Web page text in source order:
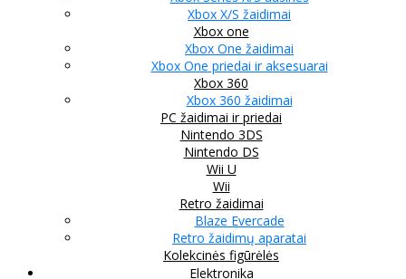
Xbox X/S žaidimai
Xbox one
Xbox One žaidimai
Xbox One priedai ir aksesuarai
Xbox 360
Xbox 360 žaidimai
PC žaidimai ir priedai
Nintendo 3DS
Nintendo DS
Wii U
Wii
Retro žaidimai
Blaze Evercade
Retro žaidimų aparatai
Kolekcinės figūrėlės
Elektronika